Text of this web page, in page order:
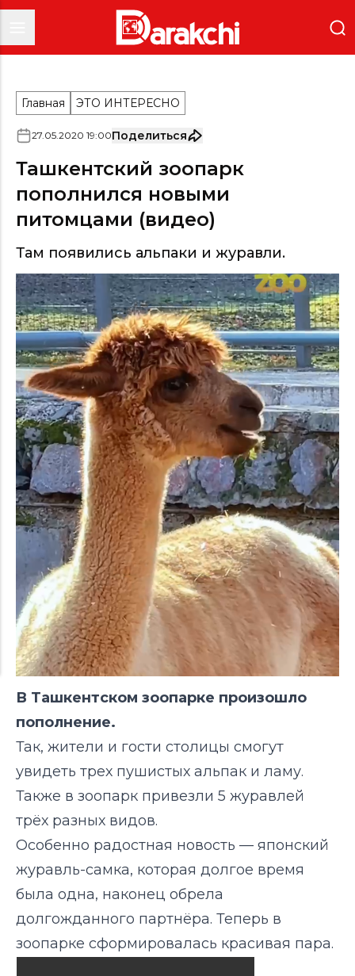
Главная ЭТО ИНТЕРЕСНО
27.05.2020 19:00Поделиться
Ташкентский зоопарк
пополнился новыми
питомцами (видео)
Там появились альпаки и журавли.
В Ташкентском зоопарке произошло
пополнение.
Так, жители и гости столицы смогут
увидеть трех пушистых альпак и ламу.
Также в зоопарк привезли 5 журавлей
трёх разных видов.
Особенно радостная новость — японский
журавль-самка, которая долгое время
была одна, наконец обрела
долгожданного партнёра. Теперь в
зоопарке сформировалась красивая пара.